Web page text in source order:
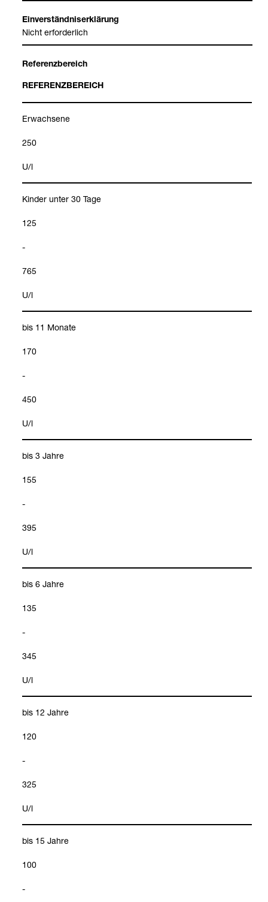
Ein­ver­ständ­nis­er­klä­rung
Nicht erfor­der­lich
Refe­renz­be­reich
REFE­RENZ­BE­REICH
Erwach­sene
250
U/l
Kin­der unter 30 Tage
125
-
765
U/l
bis 11 Monate
170
-
450
U/l
bis 3 Jahre
155
-
395
U/l
bis 6 Jahre
135
-
345
U/l
bis 12 Jahre
120
-
325
U/l
bis 15 Jahre
100
-